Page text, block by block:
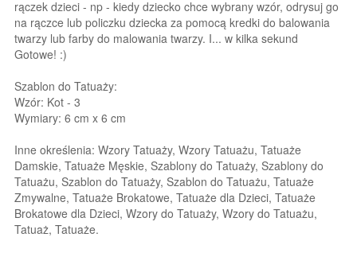
rączek dzieci - np - kiedy dziecko chce wybrany wzór, odrysuj go
na rączce lub policzku dziecka za pomocą kredki do balowania
twarzy lub farby do malowania twarzy. I... w kilka sekund
Gotowe! :)
Szablon do Tatuaży:
Wzór: Kot - 3
Wymiary: 6 cm x 6 cm
Inne określenia: Wzory Tatuaży, Wzory Tatuażu, Tatuaże
Damskie, Tatuaże Męskie, Szablony do Tatuaży, Szablony do
Tatuażu, Szablon do Tatuaży, Szablon do Tatuażu, Tatuaże
Zmywalne, Tatuaże Brokatowe, Tatuaże dla Dzieci, Tatuaże
Brokatowe dla Dzieci, Wzory do Tatuaży, Wzory do Tatuażu,
Tatuaż, Tatuaże.